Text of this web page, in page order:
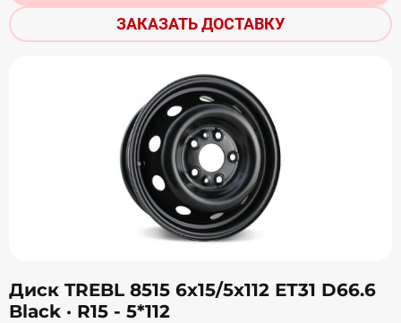
ЗАКАЗАТЬ ДОСТАВКУ
Диск TREBL 8515 6х15/5х112 ЕТ31 D66.6
Black · R15 - 5*112